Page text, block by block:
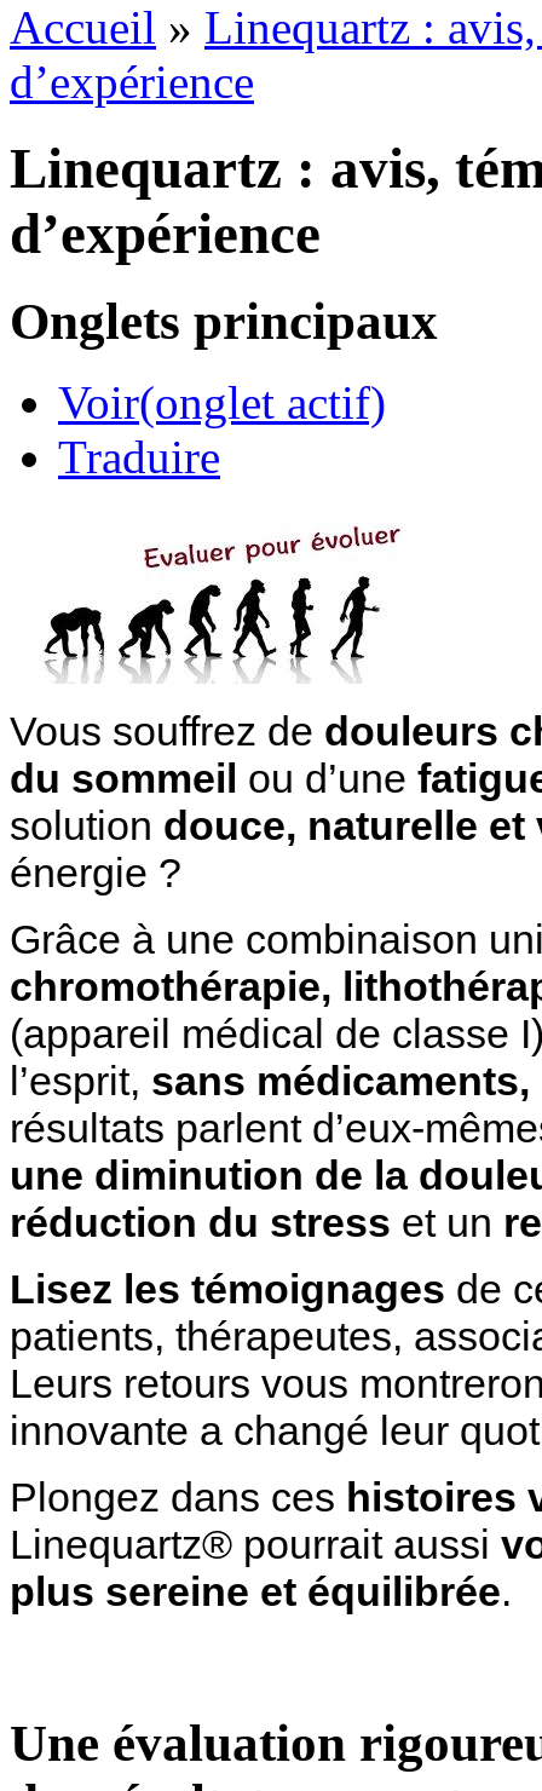
Accueil » Linequartz :
d’expérience
Linequartz : avis,
d’expérience
Onglets principaux
Voir(onglet actif)
Traduire
Vous souffrez de douleurs
du sommeil ou d’une
solution douce, naturelle et
énergie ?
Grâce à une combinaison
chromothérapie,
(appareil médical de classe
l’esprit, sans
résultats parlent d’eux-
une diminution de la
réduction du stress et un
Lisez les témoignages de
patients, thérapeutes,
Leurs retours vous
innovante a changé leur
Plongez dans ces histoires
Linequartz® pourrait aussi
plus sereine et équilibrée.
Une évaluation